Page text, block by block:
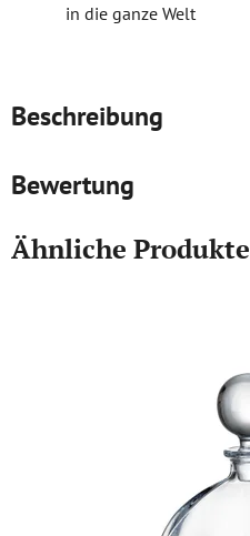
in die ganze Welt
Beschreibung
Bewertung
Ähnliche Produkte